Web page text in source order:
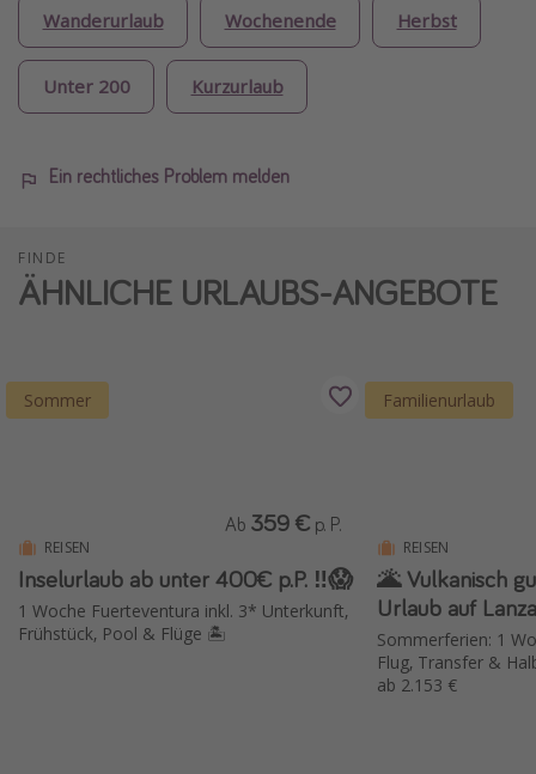
Wanderurlaub Wochenende Herbst
Unter 200 Kurzurlaub
Ein rechtliches Problem melden
FINDE
ÄHNLICHE URLAUBS-ANGEBOTE
Sommer
REISEN
Inselurlaub ab unter 400€ p.P. ‼️😱
1 Woche Fuerteventura inkl. 3* Unterkunft,
Frühstück, Pool & Flüge 🏝️
Ab 359 € p. P.
Familienurlaub
REISEN
🌋 Vulkanisch
Urlaub auf
Sommerferien: 1
Flug, Transfer &
ab 2.153 €